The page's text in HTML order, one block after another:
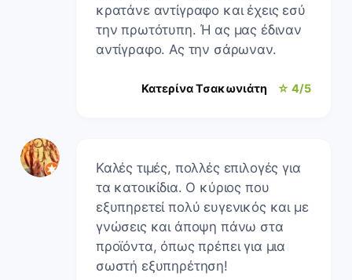
κρατάνε αντίγραφο και έχεις εσύ
την πρωτότυπη. Ή ας μας έδιναν
αντίγραφο. Ας την σάρωναν.
Κατερίνα Τσακωνιάτη ☆ 4/5
Καλές τιμές, πολλές επιλογές για
τα κατοικίδια. Ο κύριος που
εξυπηρετεί πολύ ευγενικός και με
γνώσεις και άποψη πάνω στα
προϊόντα, όπως πρέπει για μια
σωστή εξυπηρέτηση!